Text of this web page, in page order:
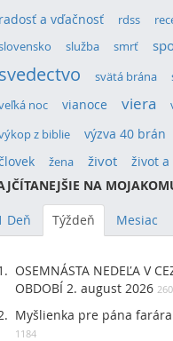
a vďačnosť rdss
služba smrť
svätá brána
noc vianoce viera
z biblie výzva 40 brán
žena život
život
NA
Deň Týždeň Mesiac
OSEMNÁSTA NEDEĽA V
OBDOBÍ 2. august 2026
Myšlienka pre pána
1184